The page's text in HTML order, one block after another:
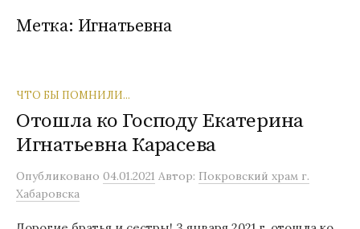
Метка: Игнатьевна
ЧТО БЫ ПОМНИЛИ...
Отошла ко Господу Екатерина
Игнатьевна Карасева
Опубликовано 04.01.2021 Автор: Покровский храм г.
Хабаровска